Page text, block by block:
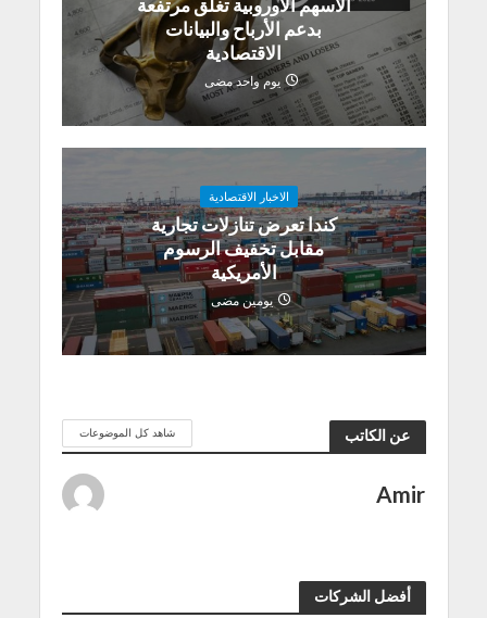
بدعم الأرباح والبيانات
الاقتصادية
يوم واحد مضى
الاخبار الاقتصادية
كندا تعرض تنازلات تجارية
مقابل تخفيف الرسوم
الأمريكية
يومين مضى
عن الكاتب شاهد كل الموضوعات
Amir
أفضل الشركات